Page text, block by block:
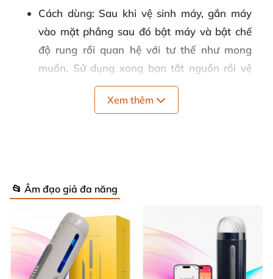
Cách dùng: Sau khi vệ sinh máy, gắn máy
vào mặt phẳng sau đó bật máy và bật chế
độ rung rồi quan hệ với tư thế như mong
muốn. Sử dụng xong bạn tắt nguồn rồi vệ
sinh sản phẩm, lau khô. Lưu ý: Nên dùng
kèm gel bôi trơn để mang đến cảm giác tốt
cáp sạc và sách hướng dẫn.
Năng lượng
Thương hiệu: Fox
Bảo quản
: Nơi khô ráo thoáng mát
Xem thêm
📂 Âm đạo giả đa năng